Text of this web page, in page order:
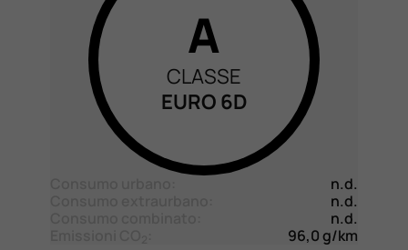
A
CLASSE
EURO 6D
n.d.
n.d.
n.d.
96,0 g/km